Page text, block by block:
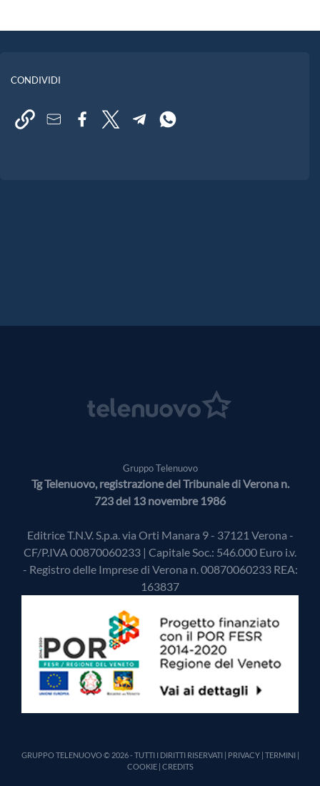
CONDIVIDI
Gruppo Telenuovo
Tg Telenuovo, registrazione del Tribunale di Verona n.
723 del 13 novembre 1986
Editrice T.N.V. S.p.a. via Orti Manara 9 - 37121 Verona -
CF/P.IVA 00870060233 | Capitale Soc.: 546.000 Euro i.v.
- Registro delle Imprese di Verona n. 00870060233 REA:
163837
GRUPPO TELENUOVO © 2026 - TUTTI I DIRITTI RISERVATI | PRIVACY| TERMINI|
COOKIE| CREDITS